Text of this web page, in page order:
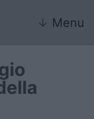
↓ Menu